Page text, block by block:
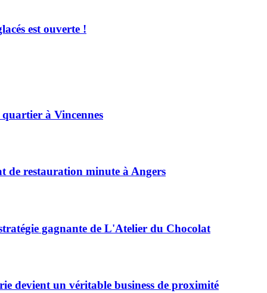
est ouverte !
à Vincennes
de restauration minute à Angers
gagnante de L'Atelier du Chocolat
devient un véritable business de proximité